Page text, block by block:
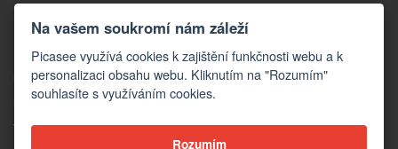
Reklamace
Kontakty
Kontaktní formulář
Velkoobchod
Na vašem soukromí nám záleží
Picasee využívá cookies k zajištění funkčnosti webu a k
personalizaci obsahu webu. Kliknutím na "Rozumím"
souhlasíte s využíváním cookies.
Rozumím